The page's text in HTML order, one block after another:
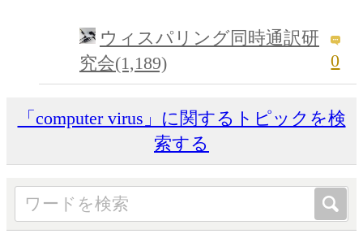
ウィスパリング同時通訳研
究会(1,189)
0
「computer virus」に関するトピックを検
索する